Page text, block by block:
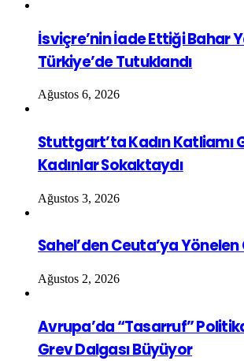
İsviçre’nin İade Ettiği Bahar
Türkiye’de Tutuklandı
Ağustos 6, 2026
Stuttgart’ta Kadın Katliamı
Kadınlar Sokaktaydı
Ağustos 3, 2026
Sahel’den Ceuta’ya Yönelen
Ağustos 2, 2026
Avrupa’da “Tasarruf”
Grev Dalgası Büyüyor